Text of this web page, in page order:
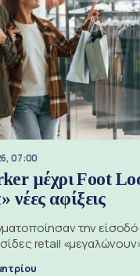
07:00
μέχρι Foot
νέες αφίξεις
την
retail